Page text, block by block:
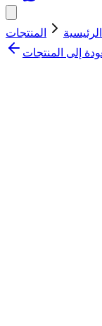
الرئيسية المنتجات
إلى المنتجات